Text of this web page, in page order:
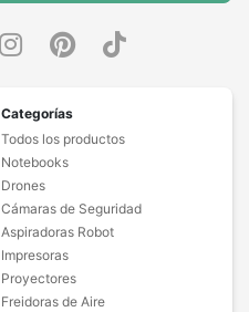
Categorías
Todos los productos
Notebooks
Drones
Cámaras de Seguridad
Aspiradoras Robot
Impresoras
Proyectores
Freidoras de Aire